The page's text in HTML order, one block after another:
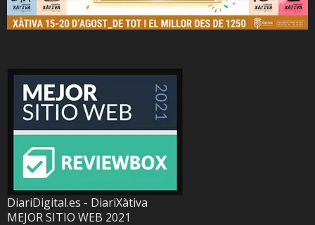
DiariDigital.es - DiariXàtiva
MEJOR SITIO WEB 2021